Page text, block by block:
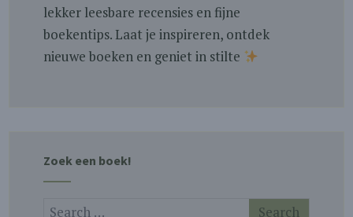
lekker leesbare recensies en fijne
boekentips. Laat je inspireren, ontdek
nieuwe boeken en geniet in stilte
Zoek een boek!